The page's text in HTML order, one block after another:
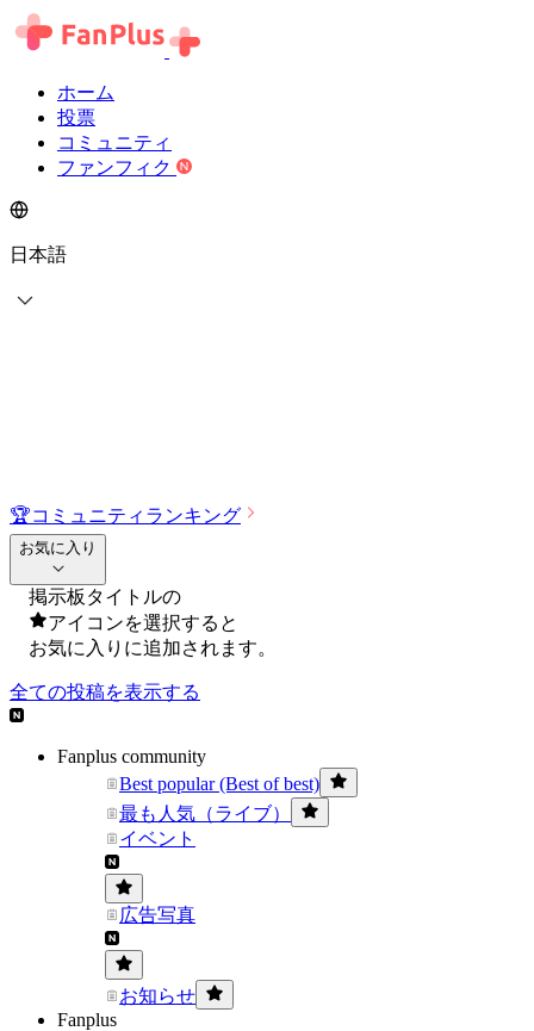
ホーム
投票
コミュニティ
ファンフィク
日本語
🏆コミュニティランキング
お気に入り
掲示板タイトルの
アイコンを選択すると
お気に入りに追加されます。
全ての投稿を表示する
Fanplus community
Best popular (Best of best)
最も人気（ライブ）
イベント
広告写真
お知らせ
Fanplus